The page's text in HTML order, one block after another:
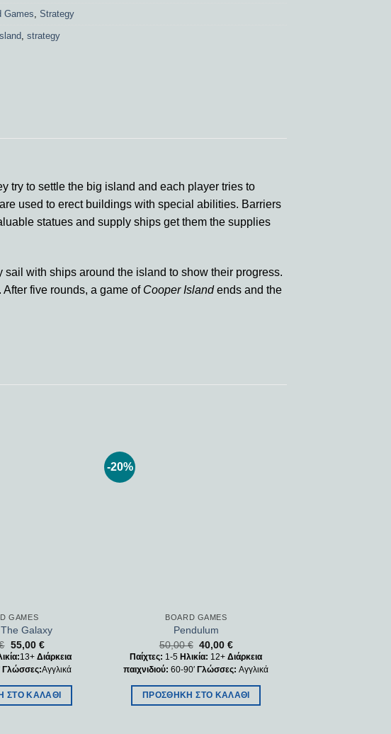
Games Strategy
strategy
try to settle the big island and each player tries to
used to erect buildings with special abilities. Barriers
statues and supply ships get them the supplies
with ships around the island to show their progress.
five rounds, a game of Cooper Islandends and the
GAMES
Galaxy
55,00 €
13+Διάρκεια
Γλώσσες:Αγγλικά
ΣΤΟ ΚΑΛΆΘΙ
-20%
BOARD GAMES
Pendulum
50,00€ 40,00€
Παίχτες: 1-5 Ηλικία: 12+Διάρκεια
παιχνιδιού:60-90′ Γλώσσες:Αγγλικά
ΠΡΟΣΘΉΚΗ ΣΤΟ ΚΑΛΆΘΙ